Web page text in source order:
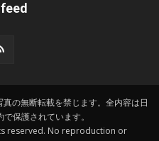
の無断転載を禁じます。全内容は日
保護されています。
reserved. No reproduction or